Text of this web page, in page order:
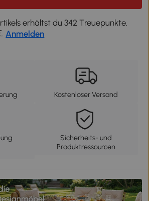
erhältst du 342 Treuepunkte.
Anmelden
Kostenloser Versand
Sicherheits- und
Produktressourcen